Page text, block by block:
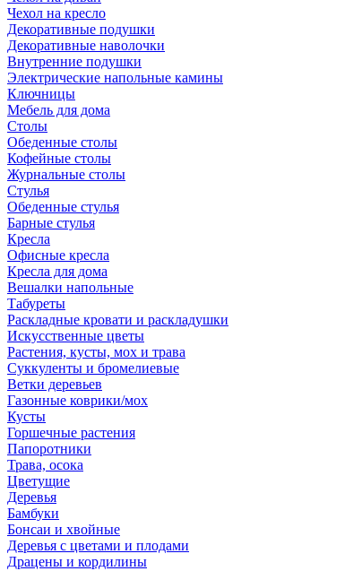
Чехол на кресло
Декоративные подушки
Декоративные наволочки
Внутренние подушки
Электрические напольные камины
Ключницы
Мебель для дома
Столы
Обеденные столы
Кофейные столы
Журнальные столы
Стулья
Обеденные стулья
Барные стулья
Кресла
Офисные кресла
Кресла для дома
Вешалки напольные
Табуреты
Раскладные кровати и раскладушки
Искусственные цветы
Растения, кусты, мох и трава
Суккуленты и бромелиевые
Ветки деревьев
Газонные коврики/мох
Кусты
Горшечные растения
Папоротники
Трава, осока
Цветущие
Деревья
Бамбуки
Бонсаи и хвойные
Деревья с цветами и плодами
Драцены и кордилины